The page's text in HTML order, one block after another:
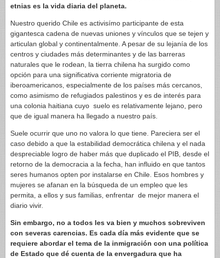
etnias es la vida diaria del planeta.
Nuestro querido Chile es activisímo participante de esta
gigantesca cadena de nuevas uniones y vínculos que se tejen y
articulan global y continentalmente. A pesar de su lejanía de los
centros y ciudades más determinantes y de las barreras
naturales que le rodean, la tierra chilena ha surgido como
opción para una significativa corriente migratoria de
iberoamericanos, especialmente de los países más cercanos,
como asimismo de refugiados palestinos y es de interés para
una colonia haitiana cuyo suelo es relativamente lejano, pero
que de igual manera ha llegado a nuestro país.
Suele ocurrir que uno no valora lo que tiene. Pareciera ser el
caso debido a que la estabilidad democrática chilena y el nada
despreciable logro de haber más que duplicado el PIB, desde el
retorno de la democracia a la fecha, han influido en que tantos
seres humanos opten por instalarse en Chile. Esos hombres y
mujeres se afanan en la búsqueda de un empleo que les
permita, a ellos y sus familias, enfrentar de mejor manera el
diario vivir.
Sin embargo, no a todos les va bien y muchos sobreviven
con severas carencias. Es cada día más evidente que se
requiere abordar el tema de la inmigración con una política
de Estado que dé cuenta de la envergadura que ha